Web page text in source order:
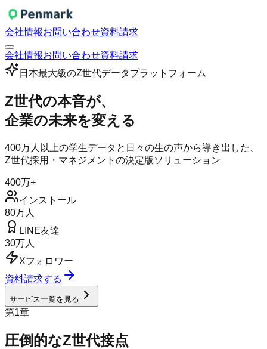
会社情報お問い合わせ資料請求
会社情報お問い合わせ資料請求
日本最大級のZ世代データプラットフォーム
Z世代の本音が、
企業の未来を変える
400万人以上の学生データと日々の生の声から導き出した、
Z世代採用・マネジメントの決定版ソリューション
400万+
インストール
80万人
LINE友達
30万人
Xフォロワー
資料請求する
サービス一覧を見る
第1章
圧倒的なZ世代接点